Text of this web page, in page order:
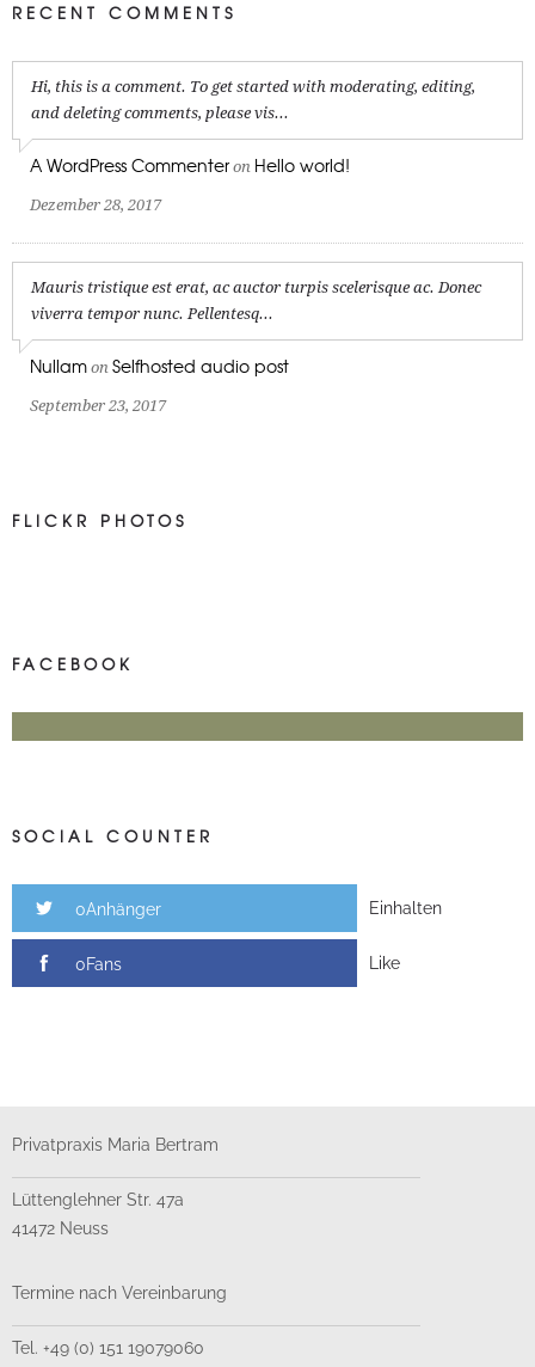
RECENT COMMENTS
Hi, this is a comment. To get started with moderating, editing,
and deleting comments, please vis...
A WordPress Commenter on Hello world!
Dezember 28, 2017
Mauris tristique est erat, ac auctor turpis scelerisque ac. Donec
viverra tempor nunc. Pellentesq...
Nullam on Selfhosted audio post
September 23, 2017
FLICKR PHOTOS
FACEBOOK
SOCIAL COUNTER
0Anhänger Einhalten
0Fans Like
Privatpraxis Maria Bertram
Lüttenglehner Str. 47a
41472 Neuss
Termine nach Vereinbarung
Tel. +49 (0) 151 19079060